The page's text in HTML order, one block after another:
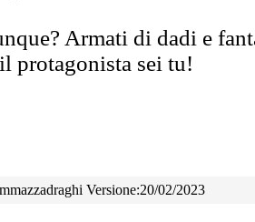
Armati di dadi e
protagonista sei tu!
Versione:20/02/2023